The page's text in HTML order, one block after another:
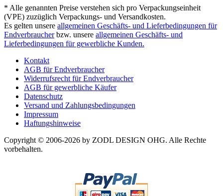
* Alle genannten Preise verstehen sich pro Verpackungseinheit
(VPE) zuzüglich Verpackungs- und Versandkosten.
Es gelten unsere allgemeinen Geschäfts- und Lieferbedingungen für
Endverbraucherbzw. unsere allgemeinen Geschäfts- und
Lieferbedingungen für gewerbliche Kunden.
Kontakt
AGB für Endverbraucher
Widerrufsrecht für Endverbraucher
AGB für gewerbliche Käufer
Datenschutz
Versand und Zahlungsbedingungen
Impressum
Haftungshinweise
Copyright © 2006-2026 by ZODL DESIGN OHG. Alle Rechte
vorbehalten.